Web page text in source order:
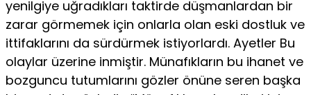
yenilgiye uğradıkları taktirde düşmanlardan bir
zarar görmemek için onlarla olan eski dostluk ve
ittifaklarını da sürdürmek istiyorlardı. Ayetler Bu
olaylar üzerine inmiştir. Münafıkların bu ihanet ve
bozguncu tutumlarını gözler önüne seren başka